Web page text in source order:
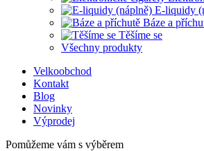
E-liquidy
Báze a
Těšíme se
Všechny produkty
Velkoobchod
Kontakt
Blog
Novinky
Výprodej
Pomůžeme vám s výběrem